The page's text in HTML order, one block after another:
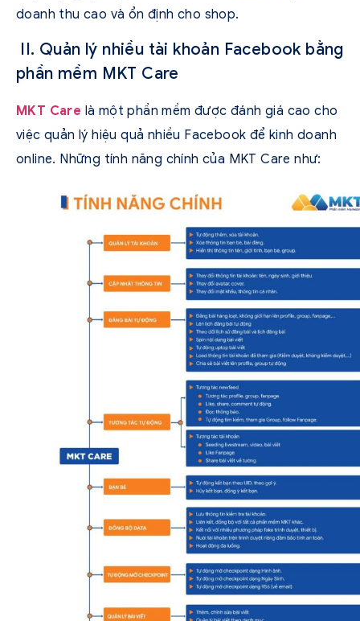
doanh thu cao và ổn định cho shop.
II. Quản lý nhiều tài khoản Facebook bằng
phần mềm MKT Care
MKT Care là một phần mềm được đánh giá cao cho
việc quản lý hiệu quả nhiều Facebook để kinh doanh
online. Những tính năng chính của MKT Care như: